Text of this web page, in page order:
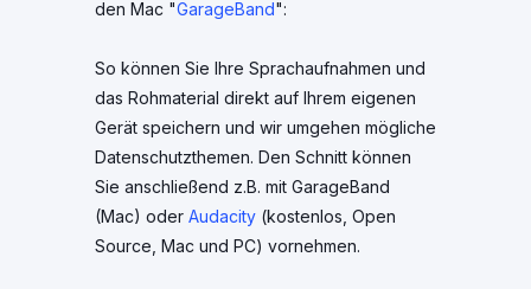
den Mac "GarageBand":
So können Sie Ihre Sprachaufnahmen und
das Rohmaterial direkt auf Ihrem eigenen
Gerät speichern und wir umgehen mögliche
Datenschutzthemen. Den Schnitt können
Sie anschließend z.B. mit GarageBand
(Mac) oder Audacity (kostenlos, Open
Source, Mac und PC) vornehmen.